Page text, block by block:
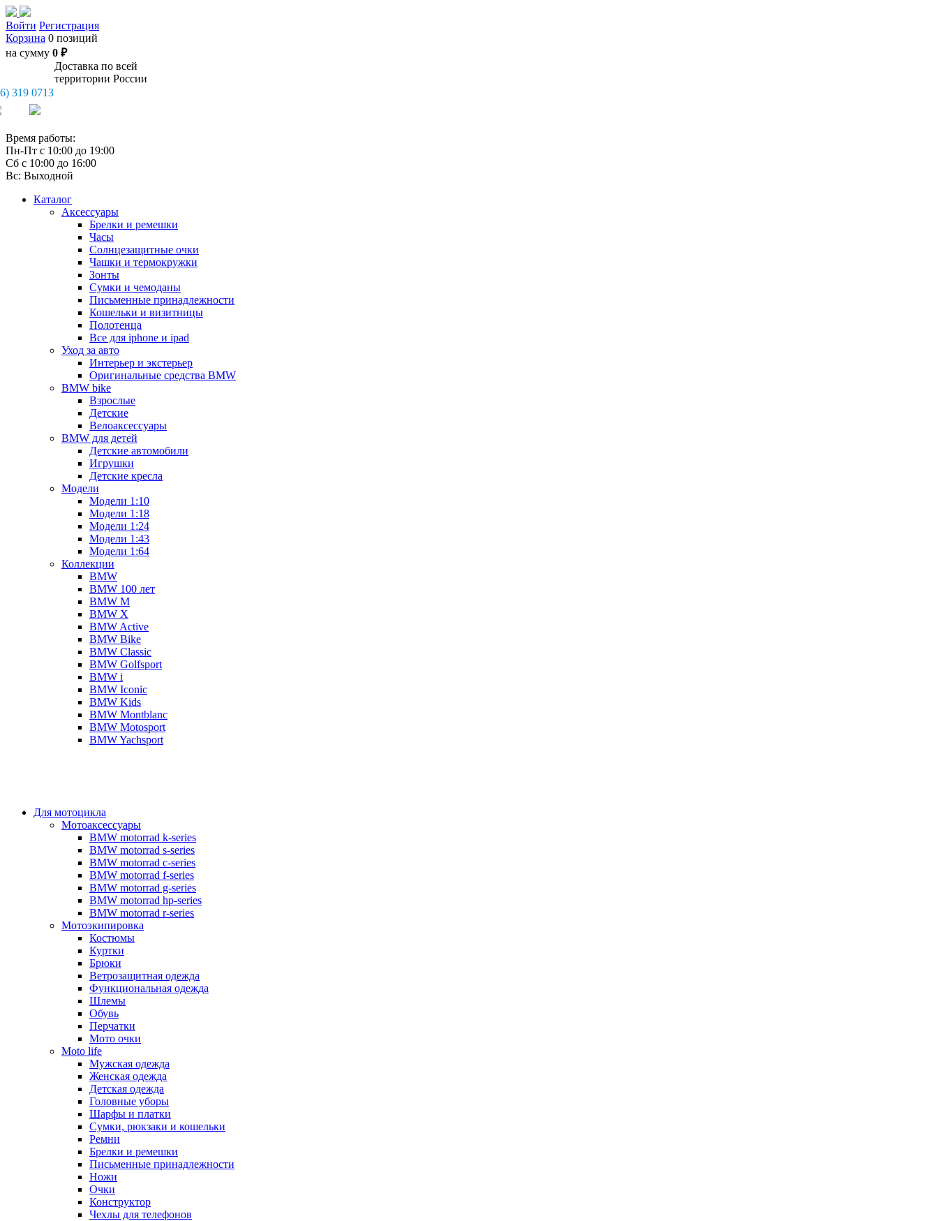
Войти Регистрация
Корзина 0 позиций
на сумму 0 ₽
Доставка по всей
территории России
319 0713
Время работы:
Пн-Пт с 10:00 до 19:00
Сб с 10:00 до 16:00
Вс: Выходной
Каталог
Аксессуары
Брелки и ремешки
Часы
Солнцезащитные очки
Чашки и термокружки
Зонты
Сумки и чемоданы
Письменные принадлежности
Кошельки и визитницы
Полотенца
Все для iphone и ipad
Уход за авто
Интерьер и экстерьер
Оригинальные средства BMW
BMW bike
Взрослые
Детские
Велоаксессуары
BMW для детей
Детские автомобили
Игрушки
Детские кресла
Модели
Модели 1:10
Модели 1:18
Модели 1:24
Модели 1:43
Модели 1:64
Коллекции
BMW
BMW 100 лет
BMW M
BMW X
BMW Active
BMW Bike
BMW Classic
BMW Golfsport
BMW i
BMW Iconic
BMW Kids
BMW Montblanc
BMW Motosport
BMW Yachsport
Для мотоцикла
Мотоаксессуары
BMW motorrad k-series
BMW motorrad s-series
BMW motorrad c-series
BMW motorrad f-series
BMW motorrad g-series
BMW motorrad hp-series
BMW motorrad r-series
Мотоэкипировка
Костюмы
Куртки
Брюки
Ветрозащитная одежда
Функциональная одежда
Шлемы
Обувь
Перчатки
Мото очки
Moto life
Мужская одежда
Женская одежда
Детская одежда
Головные уборы
Шарфы и платки
Сумки, рюкзаки и кошельки
Ремни
Брелки и ремешки
Письменные принадлежности
Ножи
Очки
Конструктор
Чехлы для телефонов